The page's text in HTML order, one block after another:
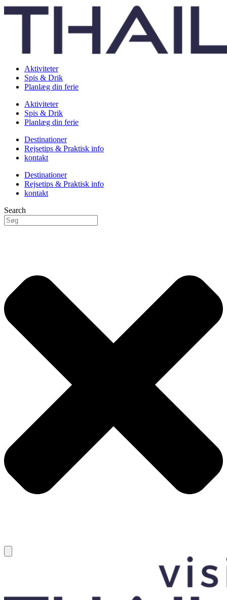
Aktiviteter
Spis & Drik
Planlæg din ferie
Aktiviteter
Spis & Drik
Planlæg din ferie
Destinationer
Rejsetips & Praktisk info
kontakt
Destinationer
Rejsetips & Praktisk info
kontakt
Search